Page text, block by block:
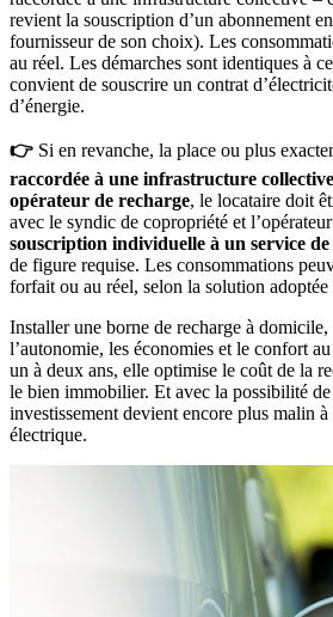
revient la souscription d’un abonnement
fournisseur de son choix). Les
au réel. Les démarches sont identiques à
convient de souscrire un contrat
d’énergie.
👉 Si en revanche, la place ou plus
raccordée à une infrastructure
opérateur de recharge, le locataire doit
avec le syndic de copropriété et
souscription individuelle à un service
de figure requise. Les consommations
forfait ou au réel, selon la solution adoptée
Installer une borne de recharge à domicile,
l’autonomie, les économies et le confort
un à deux ans, elle optimise le coût de la
le bien immobilier. Et avec la possibilité
investissement devient encore plus malin
électrique.